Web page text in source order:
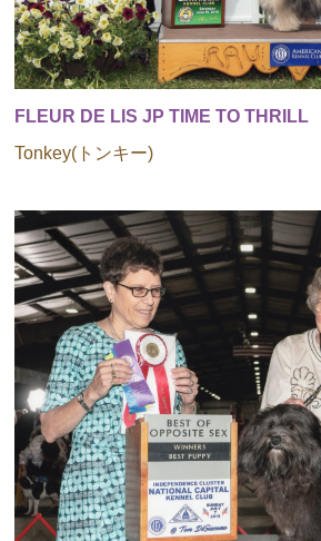
FLEUR DE LIS JP TIME TO THRILL
Tonkey(トンキー)